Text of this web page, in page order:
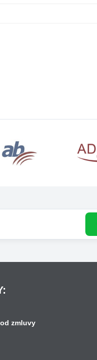
zmluvy